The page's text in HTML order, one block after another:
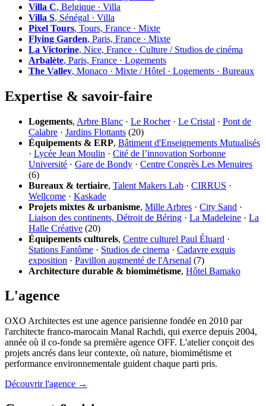
Villa C, Belgique · Villa
Villa S, Sénégal · Villa
Pixel Tours, Tours, France · Mixte
Flying Garden, Paris, France · Mixte
La Victorine, Nice, France · Culture / Studios de cinéma
Arbalète, Paris, France · Logements
The Valley, Monaco · Mixte / Hôtel · Logements · Bureaux
Expertise & savoir-faire
Logements, Arbre Blanc · Le Rocher· Le Cristal · Pont de
Calabre · Jardins Flottants (20)
Équipements & ERP, Bâtiment d'Enseignements Mutualisés
· Lycée Jean Moulin · Cité de l’innovation Sorbonne
Université · Gare de Bondy · Centre Congrès Les Menuires
(6)
Bureaux & tertiaire, Talent Makers Lab · CIRRUS ·
Wellcome · Kaskade
Projets mixtes & urbanisme, Mille Arbres · City Sand ·
Liaison des continents, Détroit de Béring · La Madeleine · La
Halle Créative (20)
Équipements culturels, Centre culturel Paul Éluard ·
Stations Fantôme · Studios de cinema · Cadavre exquis
exposition · Pavillon augmenté de l'Arsenal (7)
Architecture durable & biomimétisme, Hôtel Bamako
L'agence
OXO Architectes est une agence parisienne fondée en 2010 par
l'architecte franco-marocain Manal Rachdi, qui exerce depuis 2004,
année où il co-fonde sa première agence OFF. L'atelier conçoit des
projets ancrés dans leur contexte, où nature, biomimétisme et
performance environnementale guident chaque parti pris.
Découvrir l'agence →